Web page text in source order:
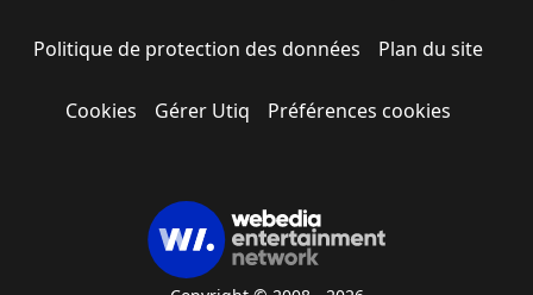
Politique de protection des données Plan du site
Cookies Gérer Utiq Préférences cookies